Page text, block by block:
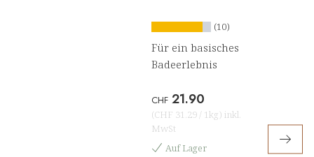
(10)
Für ein basisches
Badeerlebnis
CHF 21.90
(CHF 31.29 / 1kg) inkl.
MwSt
Auf Lager